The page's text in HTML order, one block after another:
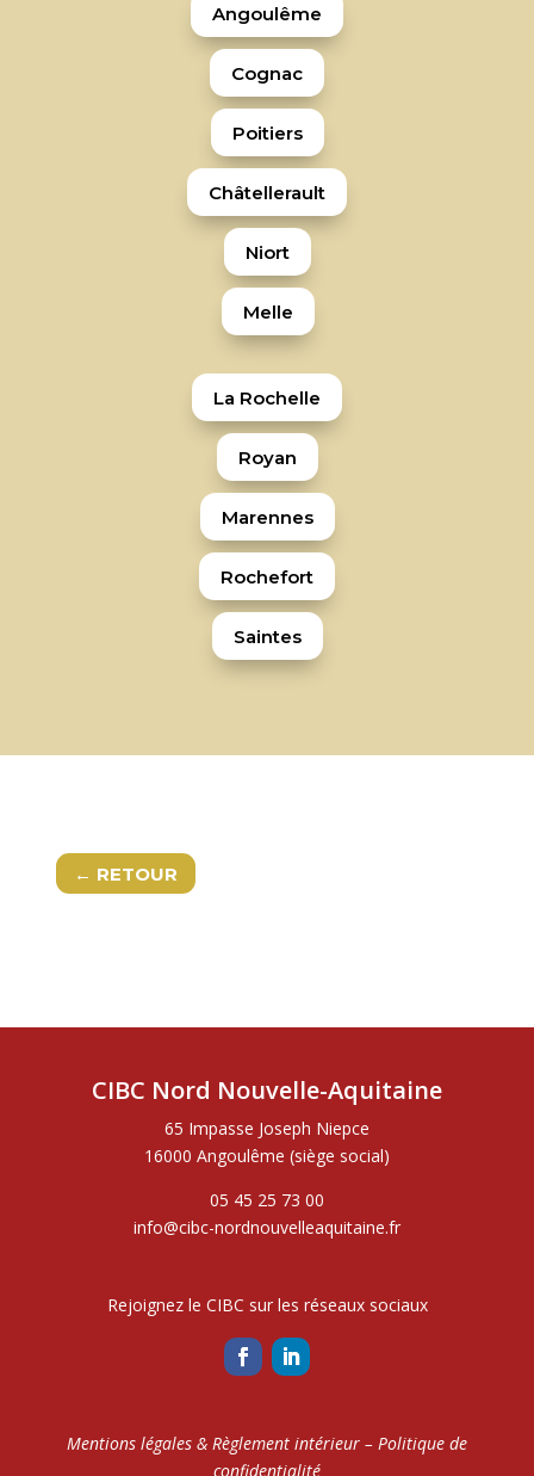
Angoulême
Cognac
Poitiers
Châtellerault
Niort
Melle
La Rochelle
Royan
Marennes
Rochefort
Saintes
← RETOUR
CIBC Nord Nouvelle-Aquitaine
65 Impasse Joseph Niepce
16000 Angoulême (siège social)
05 45 25 73 00
info@cibc-nordnouvelleaquitaine.fr
Rejoignez le CIBC sur les réseaux sociaux
Mentions légales & Règlement intérieur – Politique de
confidentialité